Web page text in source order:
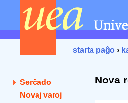
starta paĝo ›
Serĉado
Novaj varoj
Nova